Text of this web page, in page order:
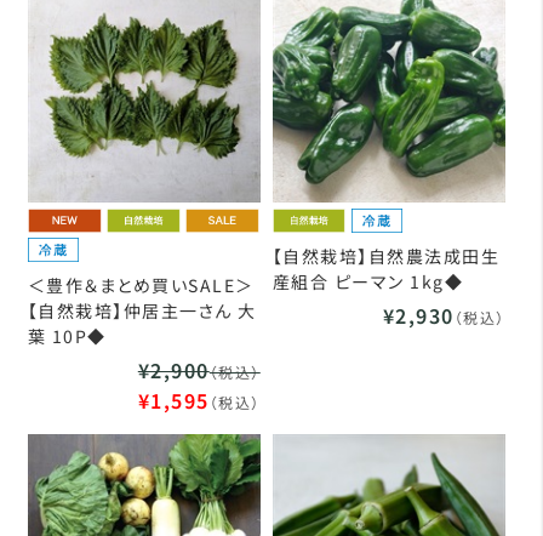
＜豊作＆まとめ買いSALE＞
【自然栽培】仲居主一さん 大
葉 10P◆
¥2,900（税込）
¥1,595 （税込）
【自然栽培】自然農法成田生
産組合 ピーマン 1kg◆
¥2,930 （税込）